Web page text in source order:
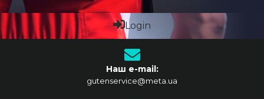
Login
Наш e-mail:
gutenservice@meta.ua